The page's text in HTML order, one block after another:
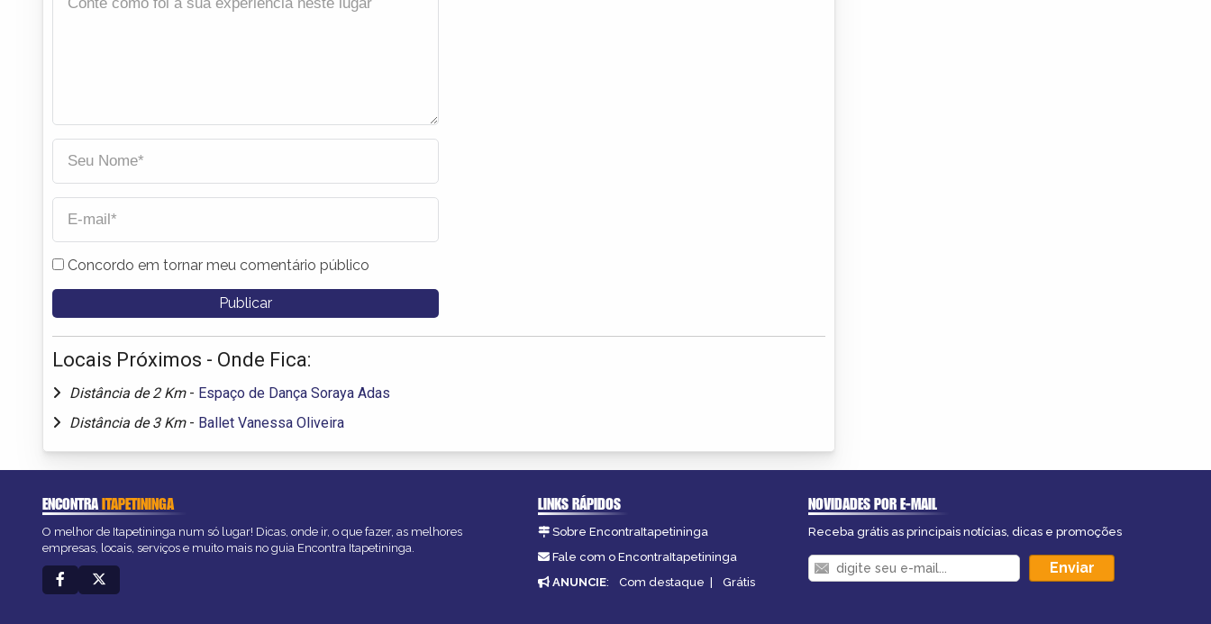
Concordo em tornar meu comentário público
Locais Próximos - Onde Fica:
Distância de 2 Km - Espaço de Dança Soraya Adas
Distância de 3 Km - Ballet Vanessa Oliveira
ENCONTRAITAPETININGA
O melhor de Itapetininga num só lugar! Dicas, onde ir, o que fazer, as melhores
empresas, locais, serviços e muito mais no guia Encontra Itapetininga.
LINKS RÁPIDOS
Sobre EncontraItapetininga
Fale com o EncontraItapetininga
ANUNCIE: Com destaque | Grátis
NOVIDADES POR E-MAIL
Receba grátis as principais notícias, dicas e promoções